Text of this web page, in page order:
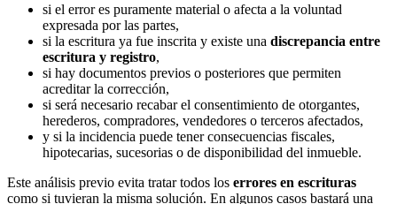
si el error es puramente material o afecta a la voluntad
expresada por las partes,
si la escritura ya fue inscrita y existe una discrepancia entre
escritura y registro,
si hay documentos previos o posteriores que permiten
acreditar la corrección,
si será necesario recabar el consentimiento de otorgantes,
herederos, compradores, vendedores o terceros afectados,
y si la incidencia puede tener consecuencias fiscales,
hipotecarias, sucesorias o de disponibilidad del inmueble.
Este análisis previo evita tratar todos los errores en escrituras
como si tuvieran la misma solución. En algunos casos bastará una